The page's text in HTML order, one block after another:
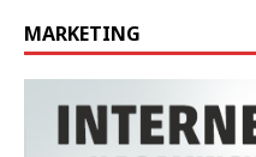
MARKETING